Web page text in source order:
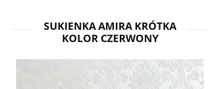
SUKIENKA AMIRA KRÓTKA
KOLOR CZERWONY